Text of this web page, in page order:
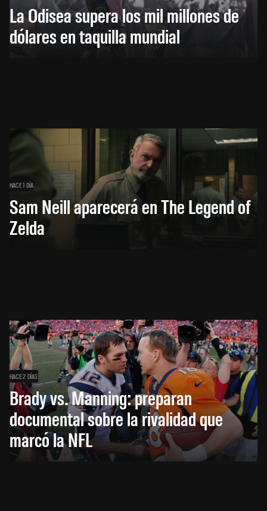
La Odisea supera los mil millones de
dólares en taquilla mundial
HACE 1 DÍA
Sam Neill aparecerá en The Legend of
Zelda
HACE 2 DÍAS
Brady vs. Manning: preparan
documental sobre la rivalidad que
marcó la NFL